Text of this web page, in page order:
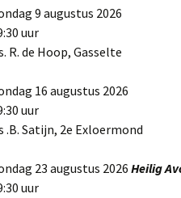
9 augustus 2026
uur
R. de Hoop, Gasselte
16 augustus 2026
uur
.B. Satijn, 2e Exloermond
23 augustus 2026 Heilig
uur